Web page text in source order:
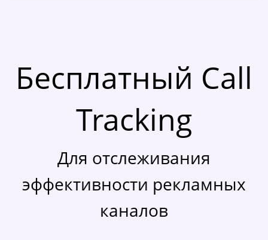
Бесплатный Call
Tracking
Для отслеживания
эффективности рекламных
каналов